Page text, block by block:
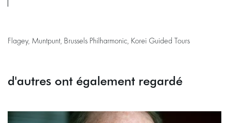
Flagey, Muntpunt, Brussels Philharmonic, Korei Guided Tours
d'autres ont également regardé